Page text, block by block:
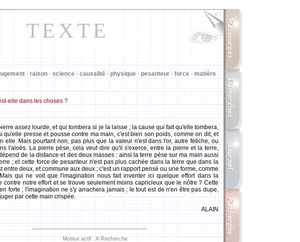
TEXTE
- raison - science - causalité - physique - pesanteur - force - matière
elle dans les choses ?
assez lourde, et qui tombera si je la laisse ; la cause qui fait qu'elle tombera,
qu'elle presse et pousse contre ma main, c'est bien son poids, comme on dit, et
elle. Mais pourtant non, pas plus que la valeur n'est dans l'or, autre fétiche, ou
l'aloès. La pierre pèse, cela veut dire qu'il s'exerce, entre la pierre et la terre,
de la distance et des deux masses : ainsi la terre pèse sur ma main aussi
; et cette force de pesanteur n'est pas plus cachée dans la terre que dans la
entre deux, et commune aux deux ; c'est un rapport pensé ou une forme, comme
qui ne voit que l'imagination nous fait inventer ici quelque effort dans la
contre notre effort et se trouve seulement moins capricieux que le nôtre ? Cette
forte ; l'imagination ne s'y arrachera jamais ; le tout est de n'en être pas dupe,
par cette main crispée.
ALAIN
Moteur actif : X-Recherche